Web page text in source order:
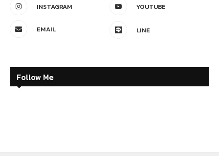
INSTAGRAM YOUTUBE
EMAIL LINE
Follow Me